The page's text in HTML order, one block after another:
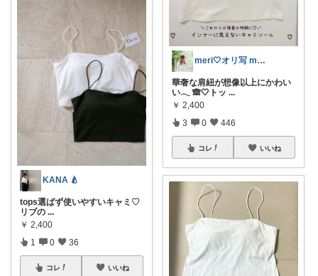
KANA 🍐
tops選ばず使いやすいキャミ♡
リブの ...
￥ 2,400
1 0 36
コレ いいね
meri🤍オリ写 main
華奢な肩紐が想像以上にかわい
い𓂃 🙈🤍トッ ...
￥ 2,400
3 0 446
コレ いいね